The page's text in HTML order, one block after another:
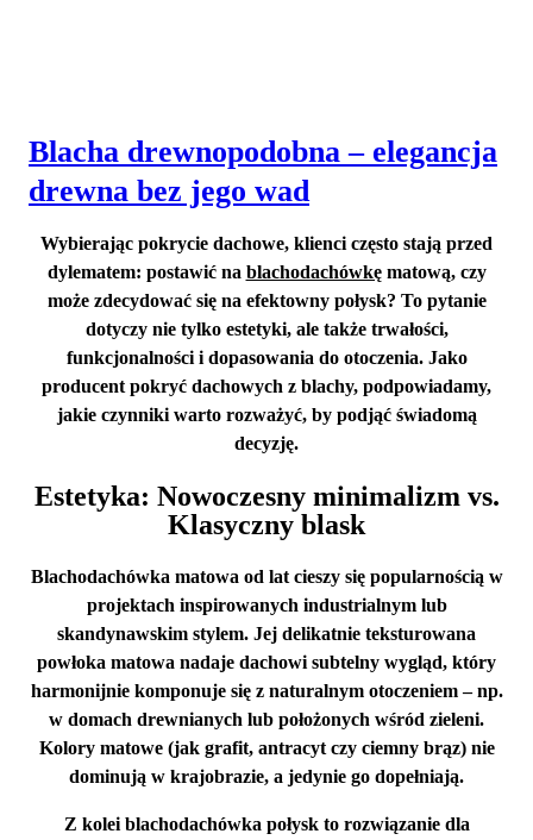
Blacha drewnopodobna – elegancja
drewna bez jego wad
Wybierając pokrycie dachowe, klienci często stają przed
dylematem: postawić na blachodachówkęmatową, czy
może zdecydować się na efektowny połysk? To pytanie
dotyczy nie tylko estetyki, ale także trwałości,
funkcjonalności i dopasowania do otoczenia. Jako
producent pokryć dachowych z blachy, podpowiadamy,
jakie czynniki warto rozważyć, by podjąć świadomą
decyzję.
Estetyka: Nowoczesny minimalizm vs.
Klasyczny blask
Blachodachówka matowa od lat cieszy się popularnością w
projektach inspirowanych industrialnym lub
skandynawskim stylem. Jej delikatnie teksturowana
powłoka matowa nadaje dachowi subtelny wygląd, który
harmonijnie komponuje się z naturalnym otoczeniem – np.
w domach drewnianych lub położonych wśród zieleni.
Kolory matowe (jak grafit, antracyt czy ciemny brąz) nie
dominują w krajobrazie, a jedynie go dopełniają.
Z kolei blachodachówka połysk to rozwiązanie dla